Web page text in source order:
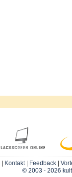
Kontakt| Feedback|
© 2003 - 2026